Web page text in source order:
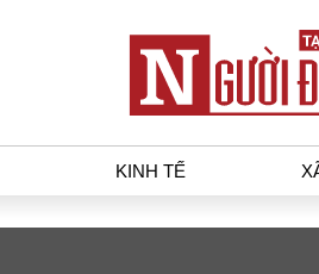
KINH TẾ